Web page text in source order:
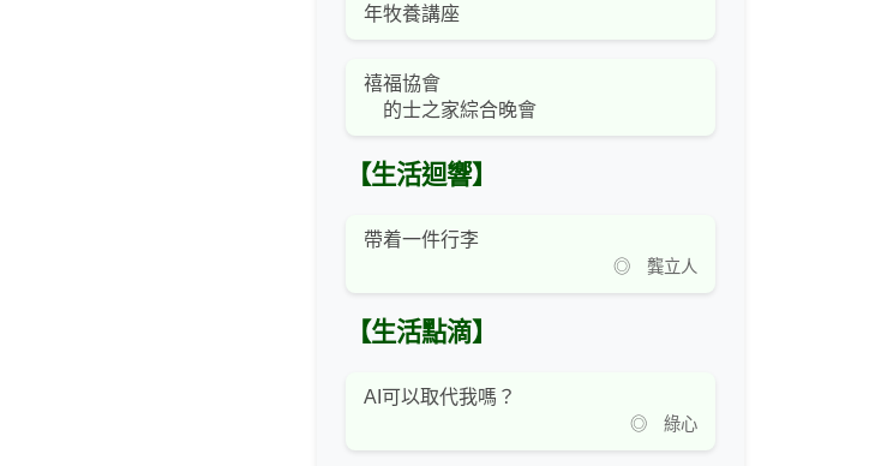
年牧養講座
禧福協會
的士之家綜合晚會
【生活迴響】
帶着一件行李
◎ 龔立人
【生活點滴】
AI可以取代我嗎？
◎ 綠心